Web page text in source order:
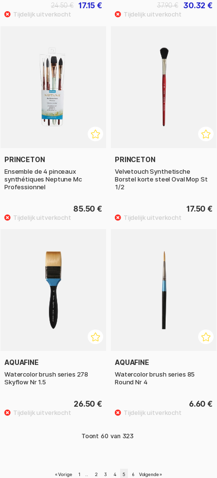
17.15 €
24.50 € 30.32 €
37.90 €
PRINCETON
Ensemble de 4 pinceaux
synthétiques Neptune Mc
Professionnel
85.50 €
PRINCETON
Velvetouch Synthetische
Borstel korte steel Oval Mop St
1/2
17.50 €
AQUAFINE
Watercolor brush series 278
Skyflow Nr 1.5
26.50 €
AQUAFINE
Watercolor brush series 85
Round Nr 4
6.60 €
Toont 60 van 323
« Vorige 1 2 3 4 5 6 Volgende »